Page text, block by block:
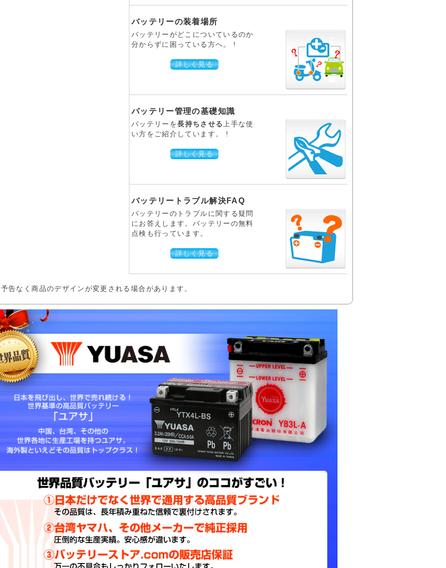
バッテリーの装着場所
バッテリーがどこについているのか
分からずに困っている方へ。 !
詳しく見る
バッテリー管理の基礎知識
バッテリーを長持ちさせる上手な使
い方をご紹介しています。 !
詳しく見る
バッテリートラブル解決FAQ
バッテリーのトラブルに関する疑問
にお答えします。バッテリーの無料
点検も行っています。
詳しく見る
告なく商品のデザインが変更される場合があります。